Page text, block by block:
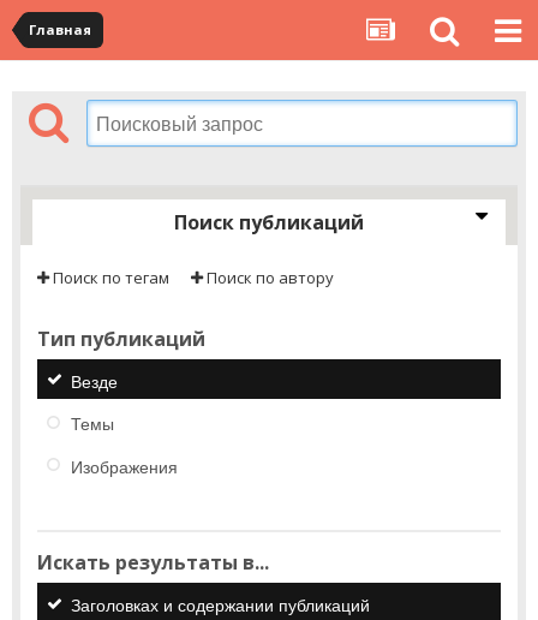
Главная
Поиск публикаций
Поиск по тегам Поиск по автору
Тип публикаций
Везде
Темы
Изображения
Искать результаты в...
Заголовках и содержании публикаций